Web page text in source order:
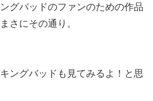
グバッドのファンのための作品
さにその通り。
ングバッドも見てみるよ！と思